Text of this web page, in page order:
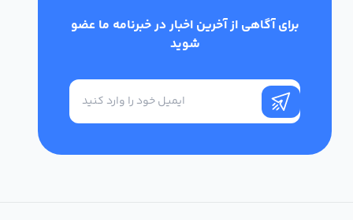
برای آگاهی از آخرین اخبار در خبرنامه ما عضو
شوید